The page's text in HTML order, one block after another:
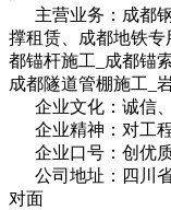
主营业务：成都钢
撑租赁、成都地铁
都锚杆施工_成都锚
成都隧道管棚施工_
企业文化：诚信
企业精神：对工程
企业口号：创优质
公司地址：四川省
对面